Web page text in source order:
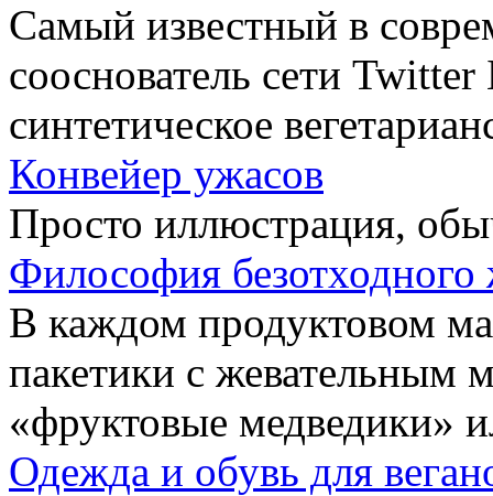
Самый известный в
сооснователь сети
синтетическое
Конвейер ужасов
Просто иллюстрация,
Философия безотходного
В каждом продуктовом
пакетики с жевательным
«фруктовые медведики»
Одежда и обувь для